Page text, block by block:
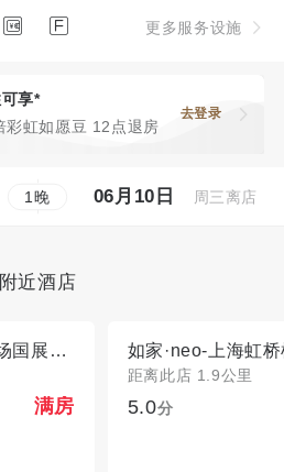
  更多服务设施
享*
虹如愿豆 12点退房
去登录
1晚 06月10日 周三离店
附近酒店
和颐至尚-上海虹桥机场国展中心联明路店
满房
距离此店 1.9公里
5.0分